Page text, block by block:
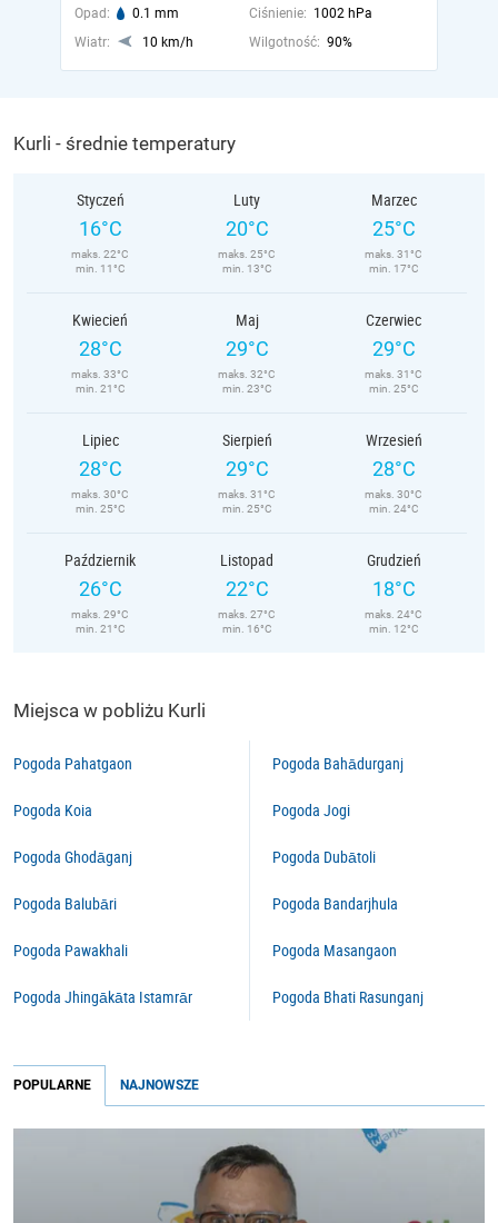
Opad: 0.1 mm Ciśnienie: 1002 hPa
Wiatr:
10 km/h Wilgotność: 90%
Kurli - średnie temperatury
Styczeń
16°C
maks. 22°C
min. 11°C
Luty
20°C
maks. 25°C
min. 13°C
Marzec
25°C
maks. 31°C
min. 17°C
Kwiecień
28°C
maks. 33°C
min. 21°C
Maj
29°C
maks. 32°C
min. 23°C
Czerwiec
29°C
maks. 31°C
min. 25°C
Lipiec
28°C
maks. 30°C
min. 25°C
Sierpień
29°C
maks. 31°C
min. 25°C
Wrzesień
28°C
maks. 30°C
min. 24°C
Październik
26°C
maks. 29°C
min. 21°C
Listopad
22°C
maks. 27°C
min. 16°C
Grudzień
18°C
maks. 24°C
min. 12°C
Miejsca w pobliżu Kurli
Pogoda Pahatgaon
Pogoda Koia
Pogoda Ghodāganj
Pogoda Balubāri
Pogoda Pawakhali
Pogoda Jhingākāta Istamrār
Pogoda Bahādurganj
Pogoda Jogi
Pogoda Dubātoli
Pogoda Bandarjhula
Pogoda Masangaon
Pogoda Bhati Rasunganj
POPULARNE NAJNOWSZE